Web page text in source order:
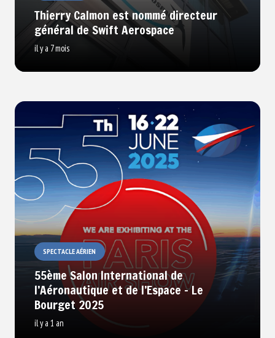
Thierry Calmon est nommé directeur
général de Swift Aerospace
il y a 7 mois
SPECTACLE AÉRIEN
55ème Salon International de
l’Aéronautique et de l’Espace – Le
Bourget 2025
il y a 1 an